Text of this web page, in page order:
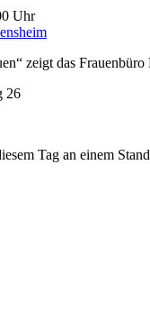
Uhr
zeigt das
26
Tag an einem